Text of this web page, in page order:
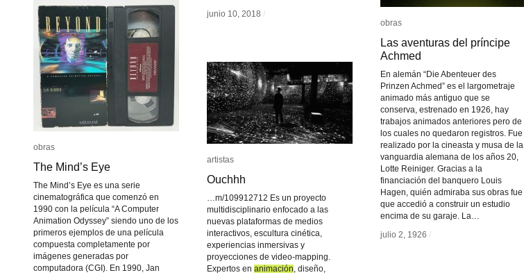
junio 10, 2018 /
junio 10, 2018 /
obras
Las aventuras del príncipe
Achmed
En alemán “Die Abenteuer des
Prinzen Achmed” es el largometraje
animado más antiguo que se
conserva, estrenado en 1926, hay
trabajos animados anteriores pero de
los cuales no quedaron registros. Fue
realizado por la cineasta y musa de la
vanguardia alemana de los años 20,
Lotte Reiniger. Gracias a la
financiación del banquero Louis
Hagen, quién admiraba sus obras fue
que accedió a construir un estudio
encima de su garaje. La…
julio 2, 1926 /
obras
Las aventuras del príncipe
Achmed
julio 2, 1926 /
obras
The Mind’s Eye
The Mind’s Eye es una serie
cinematográfica que comenzó en
1990 con la película “A Computer
Animation Odyssey” siendo uno de los
primeros ejemplos de una película
compuesta completamente por
imágenes generadas por
computadora (CGI). En 1990, Jan
obras
The Mind’s Eye
artistas
Ouchhh
…m/109912712 Es un proyecto
multidisciplinario enfocado a las
nuevas plataformas de medios
interactivos, escultura cinética,
experiencias inmersivas y
proyecciones de video-mapping.
Expertos en animación , diseño,
artistas
Ouchhh
animación